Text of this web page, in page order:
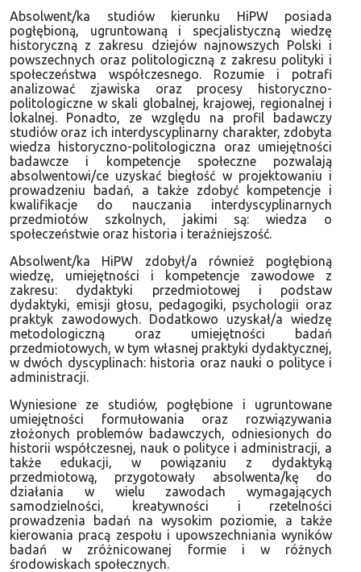
Absolwent/ka studiów kierunku HiPW posiada
pogłębioną, ugruntowaną i specjalistyczną wiedzę
historyczną z zakresu dziejów najnowszych Polski i
powszechnych oraz politologiczną z zakresu polityki i
społeczeństwa współczesnego. Rozumie i potrafi
analizować zjawiska oraz procesy historyczno-
politologiczne w skali globalnej, krajowej, regionalnej i
lokalnej. Ponadto, ze względu na profil badawczy
studiów oraz ich interdyscyplinarny charakter, zdobyta
wiedza historyczno-politologiczna oraz umiejętności
badawcze i kompetencje społeczne pozwalają
absolwentowi/ce uzyskać biegłość w projektowaniu i
prowadzeniu badań, a także zdobyć kompetencje i
kwalifikacje do nauczania interdyscyplinarnych
przedmiotów szkolnych, jakimi są: wiedza o
społeczeństwie oraz historia i teraźniejszość.
Absolwent/ka HiPW zdobył/a również pogłębioną
wiedzę, umiejętności i kompetencje zawodowe z
zakresu: dydaktyki przedmiotowej i podstaw
dydaktyki, emisji głosu, pedagogiki, psychologii oraz
praktyk zawodowych. Dodatkowo uzyskał/a wiedzę
metodologiczną oraz umiejętności badań
przedmiotowych, w tym własnej praktyki dydaktycznej,
w dwóch dyscyplinach: historia oraz nauki o polityce i
administracji.
Wyniesione ze studiów, pogłębione i ugruntowane
umiejętności formułowania oraz rozwiązywania
złożonych problemów badawczych, odniesionych do
historii współczesnej, nauk o polityce i administracji, a
także edukacji, w powiązaniu z dydaktyką
przedmiotową, przygotowały absolwenta/kę do
działania w wielu zawodach wymagających
samodzielności, kreatywności i rzetelności
prowadzenia badań na wysokim poziomie, a także
kierowania pracą zespołu i upowszechniania wyników
badań w zróżnicowanej formie i w różnych
środowiskach społecznych.